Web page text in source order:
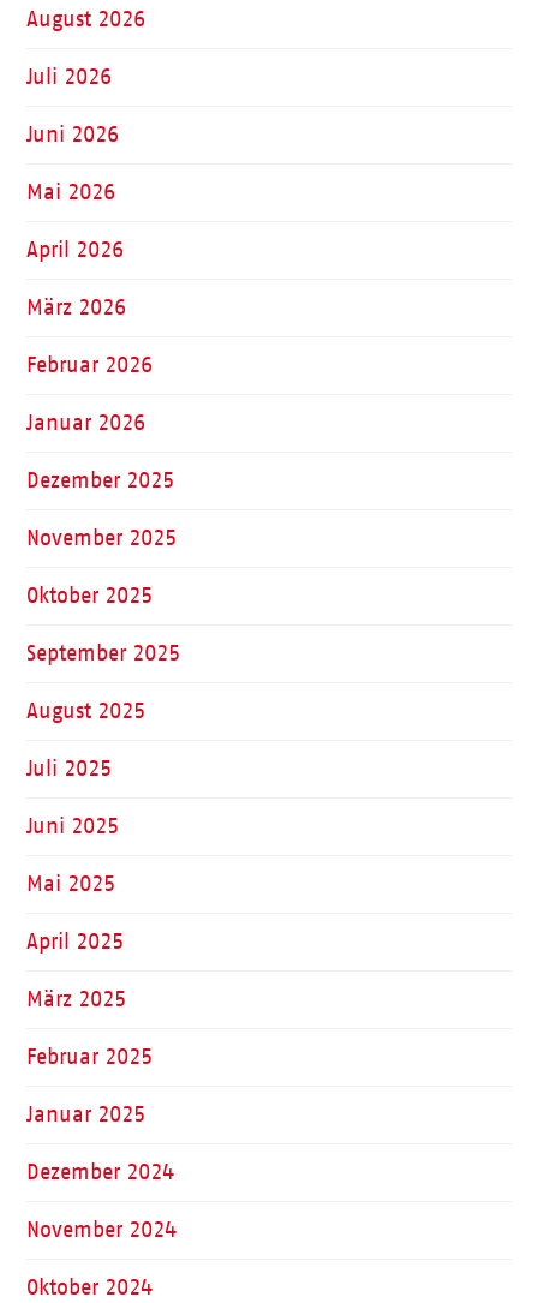
August 2026
Juli 2026
Juni 2026
Mai 2026
April 2026
März 2026
Februar 2026
Januar 2026
Dezember 2025
November 2025
Oktober 2025
September 2025
August 2025
Juli 2025
Juni 2025
Mai 2025
April 2025
März 2025
Februar 2025
Januar 2025
Dezember 2024
November 2024
Oktober 2024